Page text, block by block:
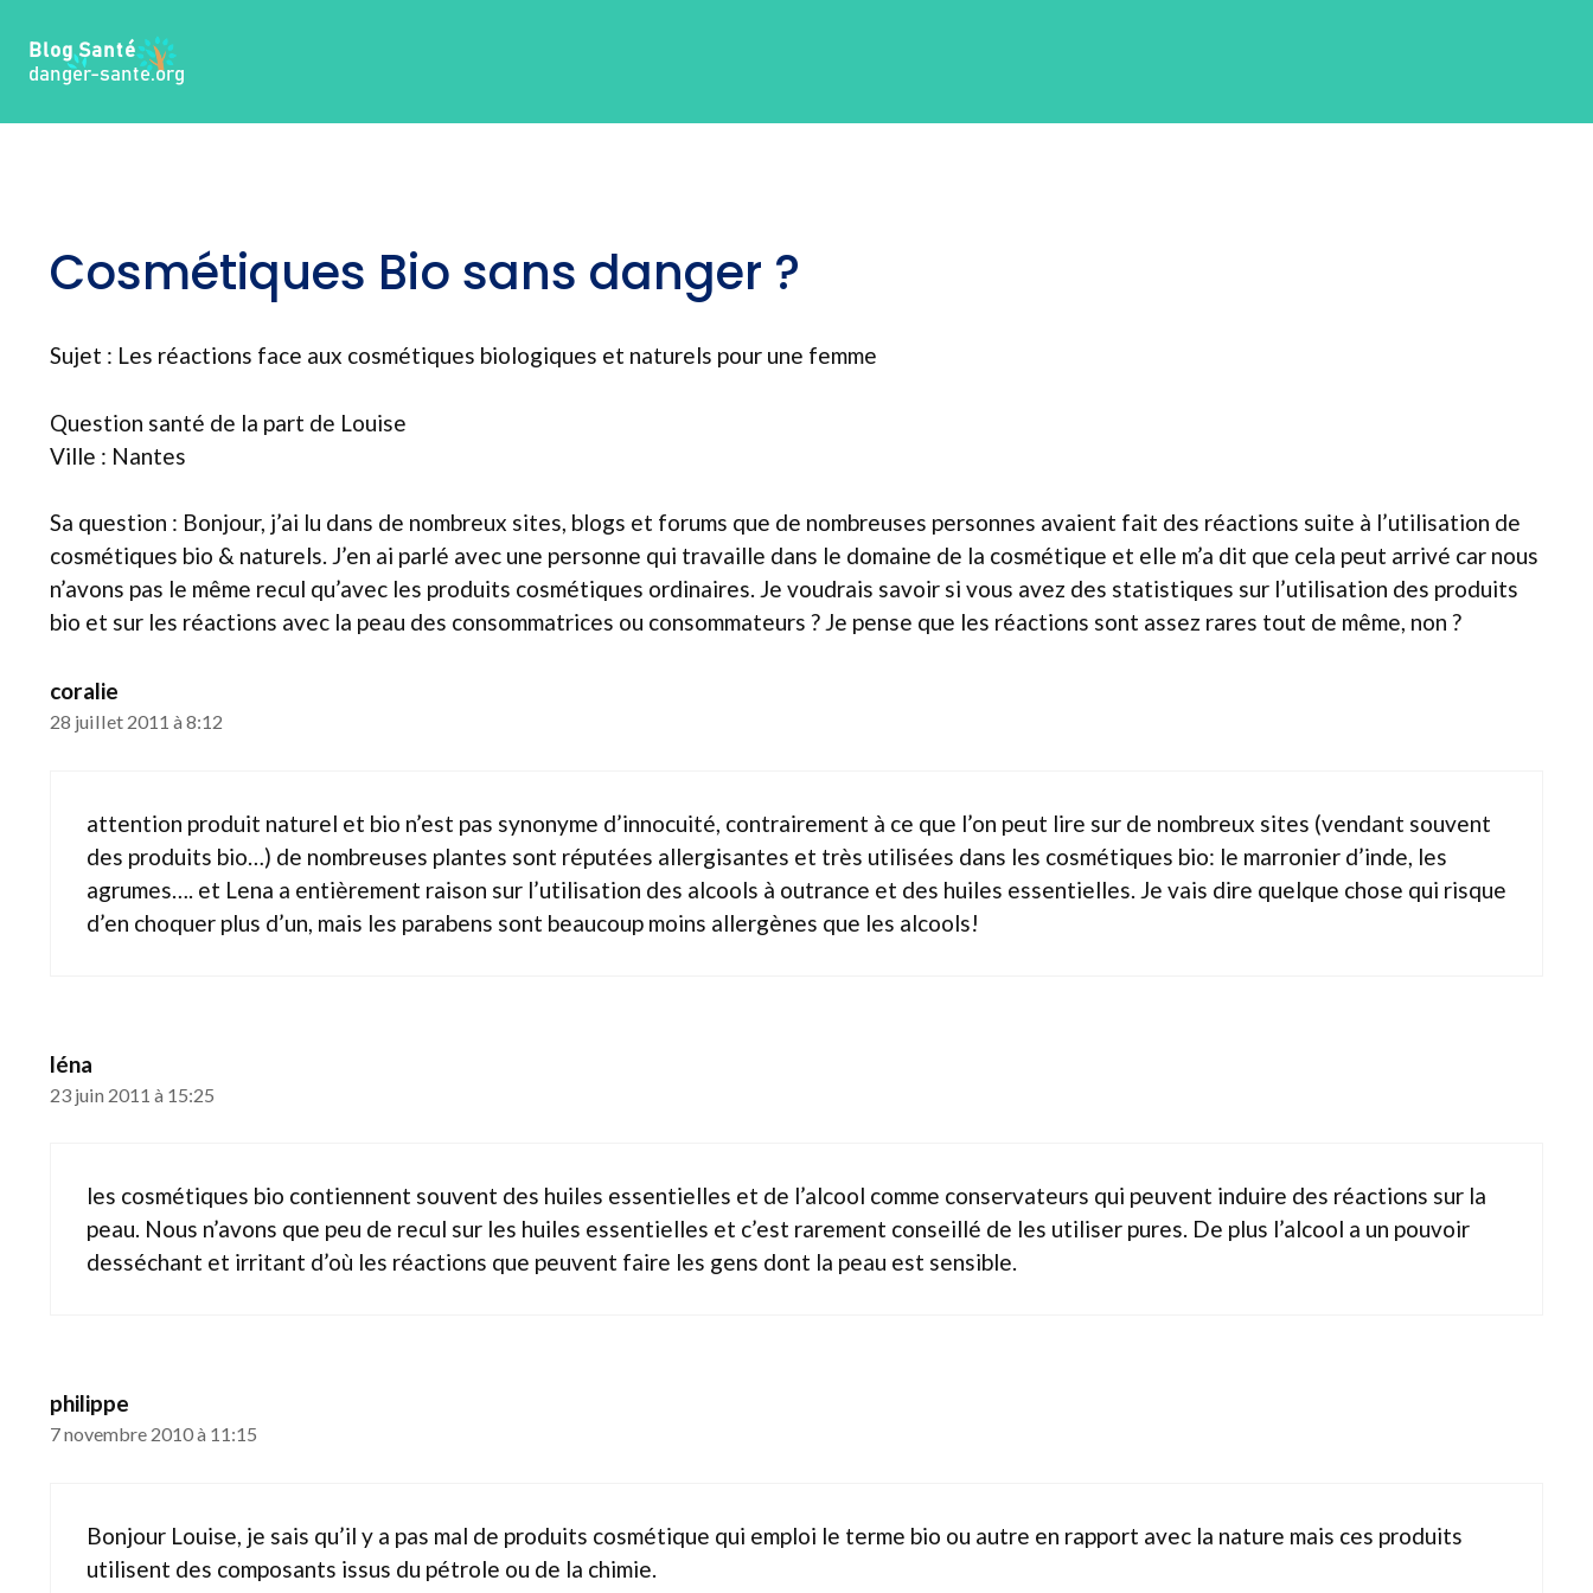
contenu
Cosmétiques Bio sans danger ?
Sujet : Les réactions face aux cosmétiques biologiques et naturels pour une femme
Question santé de la part de Louise
Ville : Nantes
Sa question : Bonjour, j’ai lu dans de nombreux sites, blogs et forums que de nombreuses personnes avaient fait des réactions suite à l’utilisation de
cosmétiques bio & naturels. J’en ai parlé avec une personne qui travaille dans le domaine de la cosmétique et elle m’a dit que cela peut arrivé car nous
n’avons pas le même recul qu’avec les produits cosmétiques ordinaires. Je voudrais savoir si vous avez des statistiques sur l’utilisation des produits
bio et sur les réactions avec la peau des consommatrices ou consommateurs ? Je pense que les réactions sont assez rares tout de même, non ?
coralie
28 juillet 2011 à 8:12
attention produit naturel et bio n’est pas synonyme d’innocuité, contrairement à ce que l’on peut lire sur de nombreux sites (vendant souvent
des produits bio…) de nombreuses plantes sont réputées allergisantes et très utilisées dans les cosmétiques bio: le marronier d’inde, les
agrumes…. et Lena a entièrement raison sur l’utilisation des alcools à outrance et des huiles essentielles. Je vais dire quelque chose qui risque
d’en choquer plus d’un, mais les parabens sont beaucoup moins allergènes que les alcools!
léna
23 juin 2011 à 15:25
les cosmétiques bio contiennent souvent des huiles essentielles et de l’alcool comme conservateurs qui peuvent induire des réactions sur la
peau. Nous n’avons que peu de recul sur les huiles essentielles et c’est rarement conseillé de les utiliser pures. De plus l’alcool a un pouvoir
desséchant et irritant d’où les réactions que peuvent faire les gens dont la peau est sensible.
philippe
7 novembre 2010 à 11:15
Bonjour Louise, je sais qu’il y a pas mal de produits cosmétique qui emploi le terme bio ou autre en rapport avec la nature mais ces produits
utilisent des composants issus du pétrole ou de la chimie.